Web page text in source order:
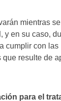
mientras
y en su caso,
cumplir con las
resulte de
para el